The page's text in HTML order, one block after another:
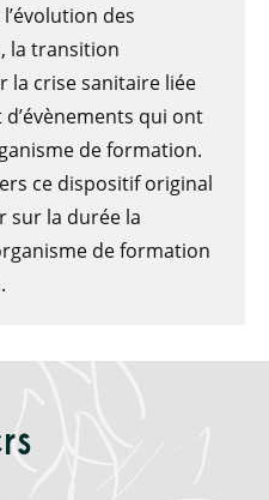
des
la transition
la crise sanitaire liée
qui ont
de formation.
ce dispositif original
sur la durée la
de formation